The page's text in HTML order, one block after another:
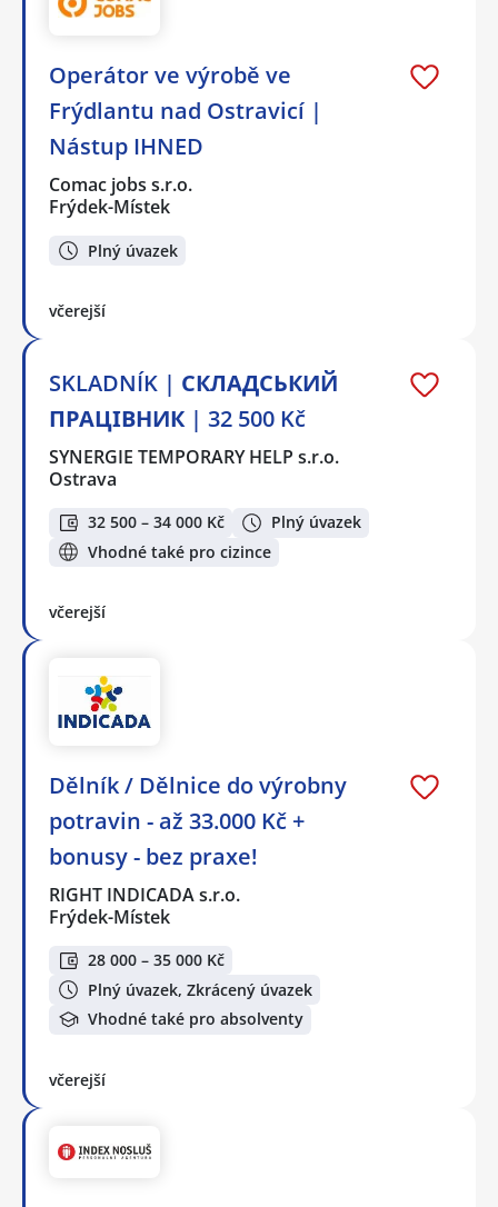
Operátor ve výrobě ve
Frýdlantu nad Ostravicí |
Nástup IHNED
Comac jobs s.r.o.
Frýdek-Místek
Plný úvazek
včerejší
SKLADNÍK | СКЛАДСЬКИЙ
ПРАЦІВНИК | 32 500 Kč
SYNERGIE TEMPORARY HELP s.r.o.
Ostrava
32 500 – 34 000 Kč
Plný úvazek
Vhodné také pro cizince
včerejší
Dělník / Dělnice do výrobny
potravin - až 33.000 Kč +
bonusy - bez praxe!
RIGHT INDICADA s.r.o.
Frýdek-Místek
28 000 – 35 000 Kč
Plný úvazek, Zkrácený úvazek
Vhodné také pro absolventy
včerejší